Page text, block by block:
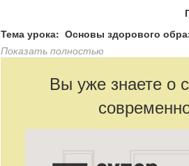
Тема урока: Основы здорового
Правила личной
Цели урока:
Жизни.
2. Способствовать развитию
Показать полностью
Вы уже знаете о